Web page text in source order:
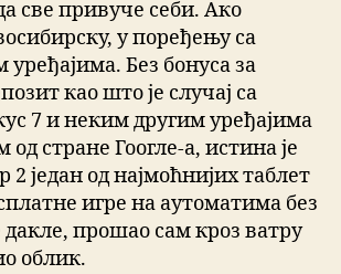
све привуче себи. Ако
у поређењу са
Без бонуса за
као што је случај са
7 и неким другим уређајима
стране Гоогле-а, истина је
2 један од најмоћнијих таблет
игре на аутоматима без
дакле, прошао сам кроз ватру
облик.